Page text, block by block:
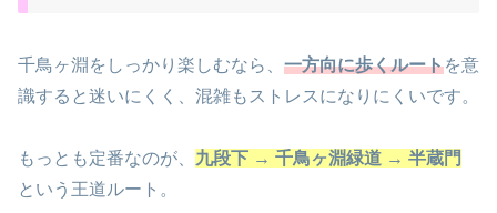
千鳥ヶ淵をしっかり楽しむなら、 一方向に歩くルートを意
識すると迷いにくく、混雑もストレスになりにくいです。
もっとも定番なのが、 九段下 → 千鳥ヶ淵緑道 → 半蔵門
という王道ルート。